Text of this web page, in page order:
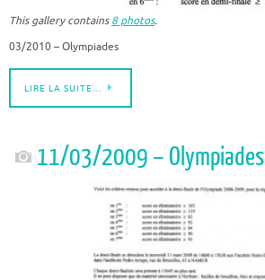
This gallery contains 8 photos.
03/2010 – Olympiades
LIRE LA SUITE…
11/03/2009 – Olympiades